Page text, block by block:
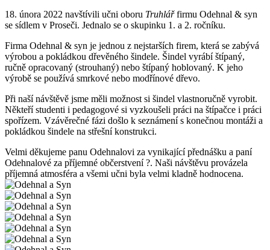
18. února 2022 navštívili učni oboru Truhlářfirmu Odehnal & syn
se sídlem v Proseči. Jednalo se o skupinku 1. a 2. ročníku.
Firma Odehnal & syn je jednou z nejstarších firem, která se zabývá
výrobou a pokládkou dřevěného šindele. Šindel vyrábí štípaný,
ručně opracovaný (strouhaný) nebo štípaný hoblovaný. K jeho
výrobě se používá smrkové nebo modřínové dřevo.
Při naší návštěvě jsme měli možnost si šindel vlastnoručně vyrobit.
Někteří studenti i pedagogové si vyzkoušeli práci na štípačce i práci
spořízem. Vzávěrečné fázi došlo k seznámení s konečnou montáži a
pokládkou šindele na střešní konstrukci.
Velmi děkujeme panu Odehnalovi za vynikající přednášku a paní
Odehnalové za příjemné občerstvení ?. Naši návštěvu provázela
příjemná atmosféra a všemi učni byla velmi kladně hodnocena.